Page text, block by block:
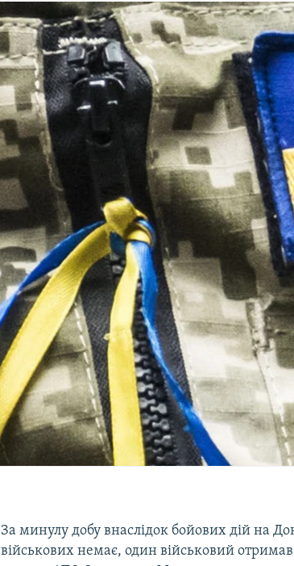
За минулу добу внаслідок бойових дій на
військових немає, один військовий